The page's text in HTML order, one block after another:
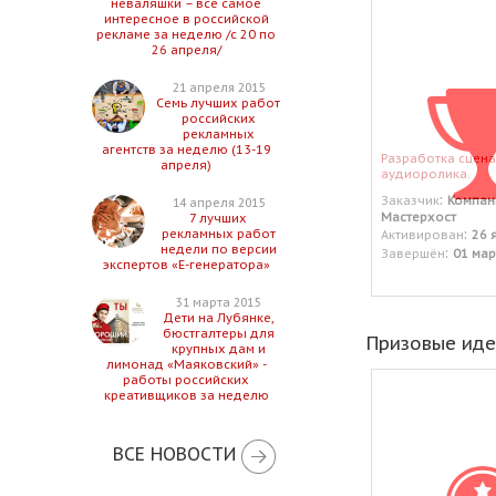
неваляшки – все самое
интересное в российской
рекламе за неделю /с 20 по
26 апреля/
21 апреля 2015
Семь лучших работ
российских
рекламных
агентств за неделю (13-19
апреля)
14 апреля 2015
7 лучших
рекламных работ
недели по версии
экспертов «Е-генератора»
31 марта 2015
Дети на Лубянке,
бюстгалтеры для
крупных дам и
лимонад «Маяковский» -
работы российских
креативщиков за неделю
ВСЕ НОВОСТИ
Разработка
аудиоролика.
Заказчик:
Мастерхост
Активирован: 26
Завершён: 01
Призовые